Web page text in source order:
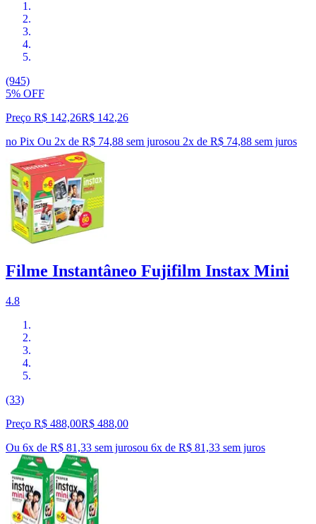
(945)
5% OFF
Preço R$ 142,26R$ 142,26
no Pix Ou 2x de R$ 74,88 sem jurosou 2x de R$ 74,88 sem juros
Filme Instantâneo Fujifilm Instax Mini
4.8
(33)
Preço R$ 488,00R$ 488,00
Ou 6x de R$ 81,33 sem jurosou 6x de R$ 81,33 sem juros